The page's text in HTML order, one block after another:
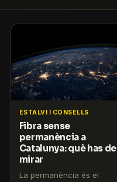
ESTALVI I CONSELLS
Fibra sense
permanència a
Catalunya: què has de
mirar
La permanència és el